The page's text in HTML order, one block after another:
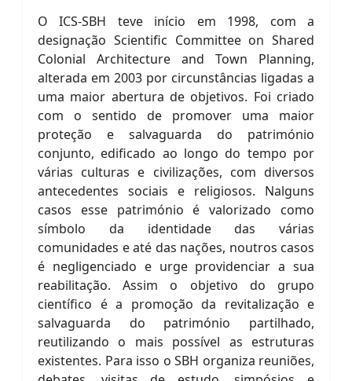
O ICS-SBH teve início em 1998, com a
designação Scientific Committee on Shared
Colonial Architecture and Town Planning,
alterada em 2003 por circunstâncias ligadas a
uma maior abertura de objetivos. Foi criado
com o sentido de promover uma maior
proteção e salvaguarda do património
conjunto, edificado ao longo do tempo por
várias culturas e civilizações, com diversos
antecedentes sociais e religiosos. Nalguns
casos esse património é valorizado como
símbolo da identidade das várias
comunidades e até das nações, noutros casos
é negligenciado e urge providenciar a sua
reabilitação. Assim o objetivo do grupo
científico é a promoção da revitalização e
salvaguarda do património partilhado,
reutilizando o mais possível as estruturas
existentes. Para isso o SBH organiza reuniões,